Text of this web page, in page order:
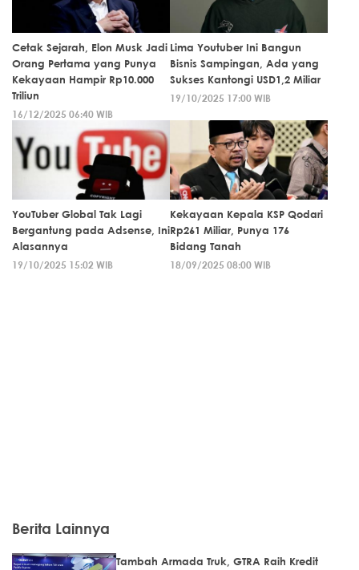
Cetak Sejarah, Elon Musk Jadi
Orang Pertama yang Punya
Kekayaan Hampir Rp10.000
Triliun
16/12/2025 06:40 WIB
Lima Youtuber Ini Bangun
Bisnis Sampingan, Ada yang
Sukses Kantongi USD1,2 Miliar
19/10/2025 17:00 WIB
YouTuber Global Tak Lagi
Bergantung pada Adsense, Ini
Alasannya
19/10/2025 15:02 WIB
Kekayaan Kepala KSP Qodari
Rp261 Miliar, Punya 176
Bidang Tanah
18/09/2025 08:00 WIB
Berita Lainnya
Tambah Armada Truk, GTRA Raih Kredit